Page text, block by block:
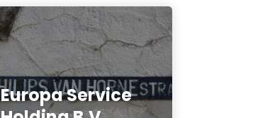
Europa Service